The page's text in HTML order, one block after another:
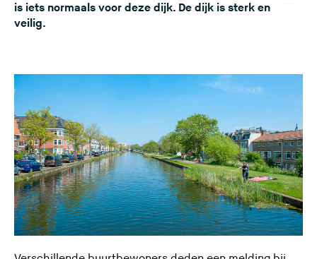
is iets normaals voor deze dijk. De dijk is sterk en
veilig.